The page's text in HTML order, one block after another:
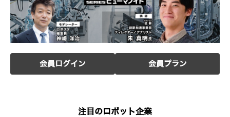
会員ログイン 会員プラン
注目のロボット企業